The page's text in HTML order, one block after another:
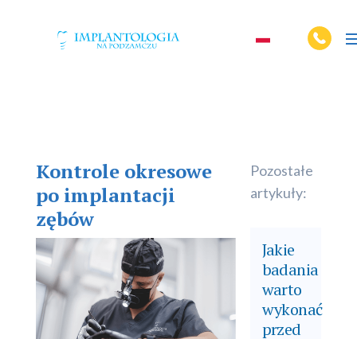
Kontrole okresowe
po implantacji
zębów
Pozostałe
artykuły:
Jakie
badania
warto
wykonać
przed